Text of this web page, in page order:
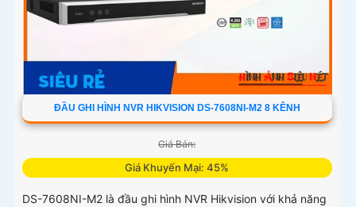
ĐẦU GHI HÌNH NVR HIKVISION DS-7608NI-M2 8 KÊNH
Giá Bán:
Giá Khuyến Mại: 45%
DS-7608NI-M2 là đầu ghi hình NVR Hikvision với khả năng